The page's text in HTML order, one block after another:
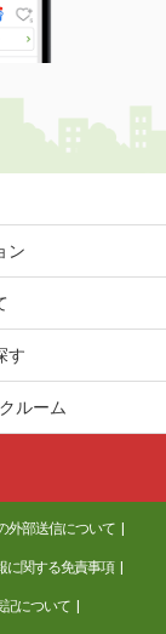
ン
す
ルーム
外部送信について
に関する免責事項
について